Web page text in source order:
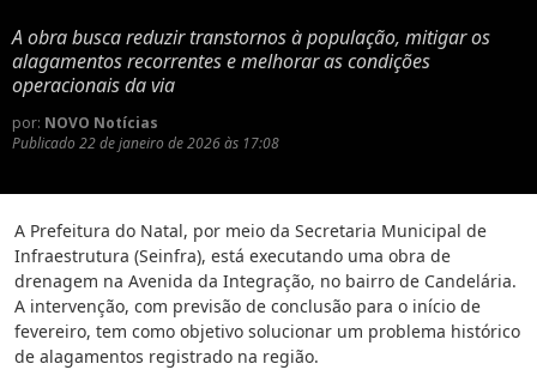
A obra busca reduzir transtornos à população, mitigar os
alagamentos recorrentes e melhorar as condições
operacionais da via
por: NOVO Notícias
Publicado 22 de janeiro de 2026 às 17:08
A Prefeitura do Natal, por meio da Secretaria Municipal de
Infraestrutura (Seinfra), está executando uma obra de
drenagem na Avenida da Integração, no bairro de Candelária.
A intervenção, com previsão de conclusão para o início de
fevereiro, tem como objetivo solucionar um problema histórico
de alagamentos registrado na região.